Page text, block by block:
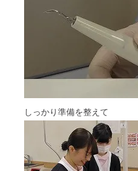
しっかり準備を整えて